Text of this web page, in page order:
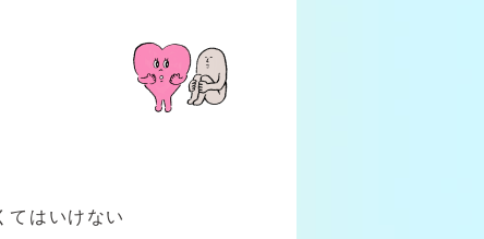
てはいけない